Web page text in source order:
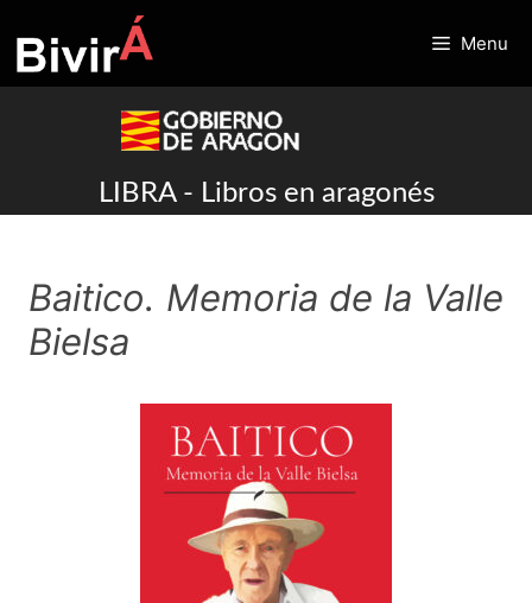
to
content
Menu
LIBRA - Libros en aragonés
Baitico. Memoria de la Valle
Bielsa